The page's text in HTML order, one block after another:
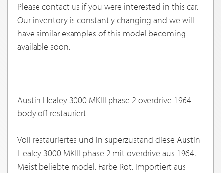
Please contact us if you were interested in this car.
Our inventory is constantly changing and we will
have similar examples of this model becoming
available soon.
-----------------------------
Austin Healey 3000 MKIII phase 2 overdrive 1964
body off restauriert
Voll restauriertes und in superzustand diese Austin
Healey 3000 MKIII phase 2 mit overdrive aus 1964.
Meist beliebte model. Farbe Rot. Importiert aus